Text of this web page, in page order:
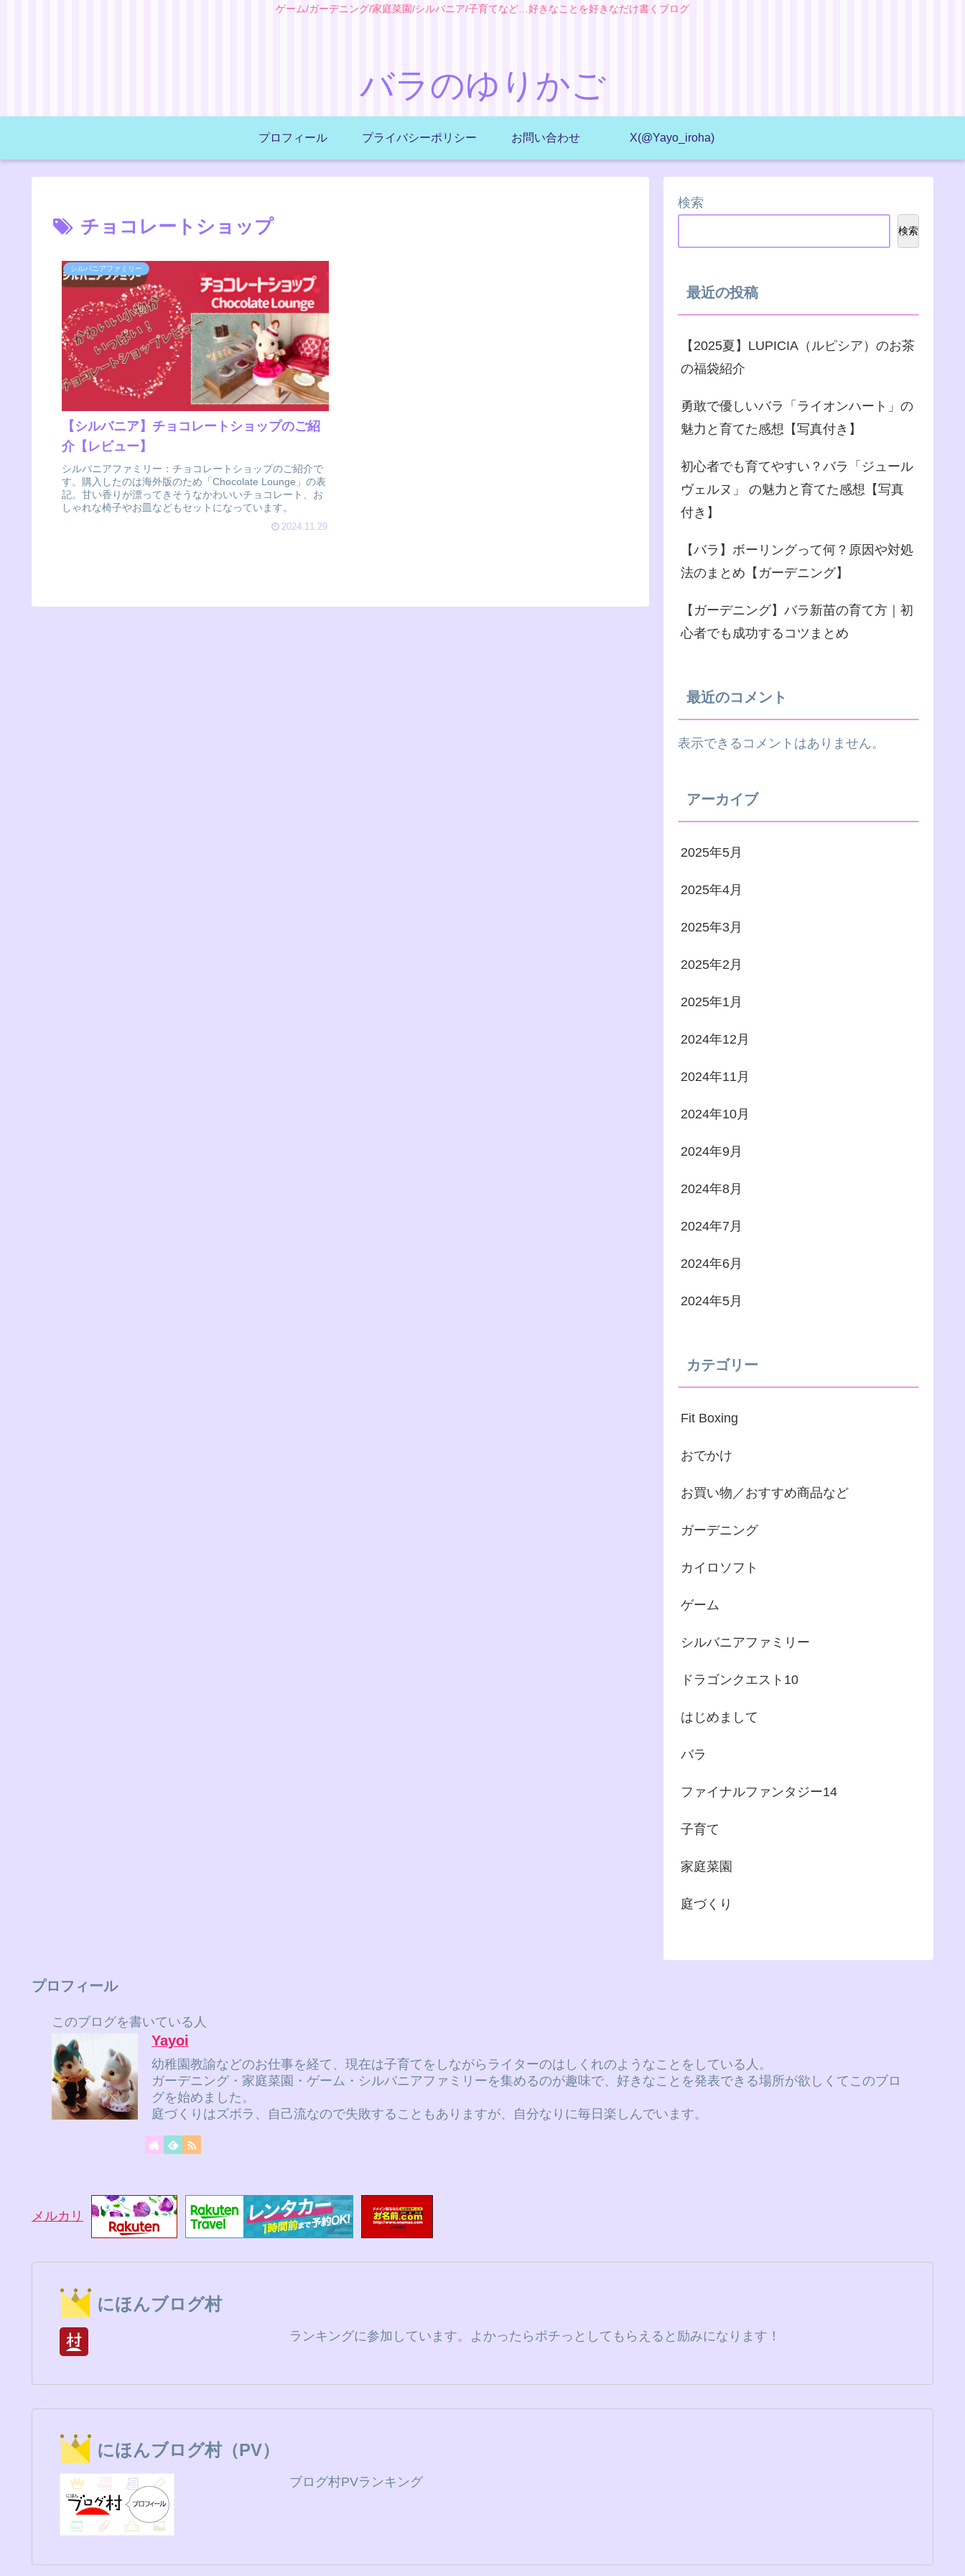
ゲーム/ガーデニング/家庭菜園/シルバニア/子育てなど…好きなことを好きなだけ書くブログ
バラのゆりかご
プロフィール プライバシーポリシー お問い合わせ X(@Yayo_iroha)
チョコレートショップ
シルバニアファミリー
【シルバニア】チョコレートショップのご紹
介【レビュー】
シルバニアファミリー：チョコレートショップのご紹介で
す。購入したのは海外版のため「Chocolate Lounge」の表
記。甘い香りが漂ってきそうなかわいいチョコレート、お
しゃれな椅子やお皿などもセットになっています。
2024.11.29
検索
検索
最近の投稿
【2025夏】LUPICIA（ルピシア）のお茶
の福袋紹介
勇敢で優しいバラ「ライオンハート」の
魅力と育てた感想【写真付き】
初心者でも育てやすい？バラ「ジュール
ヴェルヌ」 の魅力と育てた感想【写真
付き】
【バラ】ボーリングって何？原因や対処
法のまとめ【ガーデニング】
【ガーデニング】バラ新苗の育て方｜初
心者でも成功するコツまとめ
最近のコメント
表示できるコメントはありません。
アーカイブ
2025年5月
2025年4月
2025年3月
2025年2月
2025年1月
2024年12月
2024年11月
2024年10月
2024年9月
2024年8月
2024年7月
2024年6月
2024年5月
カテゴリー
Fit Boxing
おでかけ
お買い物／おすすめ商品など
ガーデニング
カイロソフト
ゲーム
シルバニアファミリー
ドラゴンクエスト10
はじめまして
バラ
ファイナルファンタジー14
子育て
家庭菜園
庭づくり
プロフィール
このブログを書いている人
Yayoi
幼稚園教諭などのお仕事を経て、現在は子育てをしながらライターのはしくれのようなことをしている人。
ガーデニング・家庭菜園・ゲーム・シルバニアファミリーを集めるのが趣味で、好きなことを発表できる場所が欲しくてこのブロ
グを始めました。
庭づくりはズボラ、自己流なので失敗することもありますが、自分なりに毎日楽しんでいます。
メルカリ
にほんブログ村
ランキングに参加しています。よかったらポチっとしてもらえると励みになります！
にほんブログ村（PV）
ブログ村PVランキング